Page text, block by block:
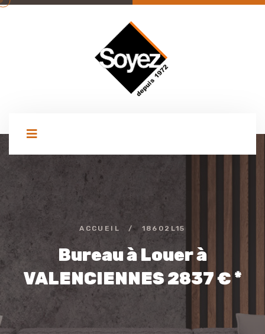
ACCUEIL / 18602L15
Bureau à Louer à
VALENCIENNES 2837 € *